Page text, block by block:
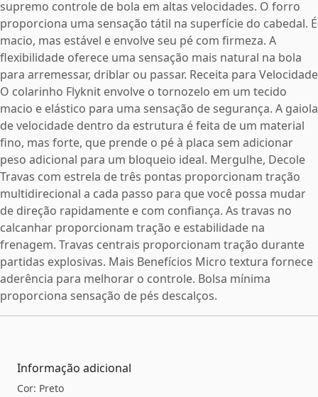
supremo controle de bola em altas velocidades. O forro
proporciona uma sensação tátil na superfície do cabedal. É
macio, mas estável e envolve seu pé com firmeza. A
flexibilidade oferece uma sensação mais natural na bola
para arremessar, driblar ou passar. Receita para Velocidade
O colarinho Flyknit envolve o tornozelo em um tecido
macio e elástico para uma sensação de segurança. A gaiola
de velocidade dentro da estrutura é feita de um material
fino, mas forte, que prende o pé à placa sem adicionar
peso adicional para um bloqueio ideal. Mergulhe, Decole
Travas com estrela de três pontas proporcionam tração
multidirecional a cada passo para que você possa mudar
de direção rapidamente e com confiança. As travas no
calcanhar proporcionam tração e estabilidade na
frenagem. Travas centrais proporcionam tração durante
partidas explosivas. Mais Benefícios Micro textura fornece
aderência para melhorar o controle. Bolsa mínima
proporciona sensação de pés descalços.
Informação adicional
Cor: Preto